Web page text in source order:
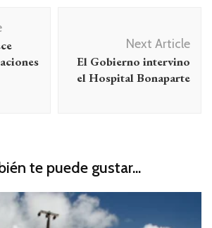
Next Article
El Gobierno intervino
el Hospital Bonaparte
te puede gustar...